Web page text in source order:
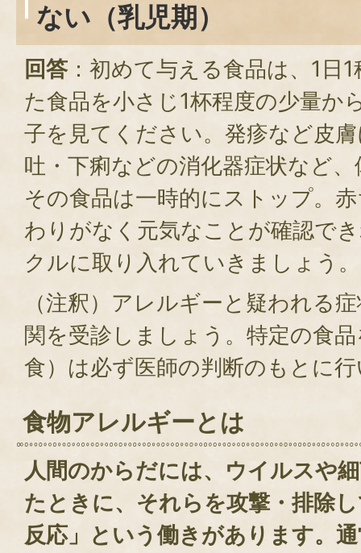
ない（乳児期）
回答：初めて与える食品は、1日
た食品を小さじ1杯程度の少量か
子を見てください。発疹など皮
吐・下痢などの消化器症状など
その食品は一時的にストップ。
わりがなく元気なことが確認で
クルに取り入れていきましょう。
（注釈）アレルギーと疑われる
関を受診しましょう。特定の食
食）は必ず医師の判断のもとに
食物アレルギーとは
人間のからだには、ウイルスや
たときに、それらを攻撃・排除
反応」という働きがあります。